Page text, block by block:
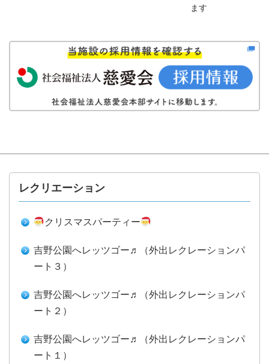
ます
レクリエーション
クリスマスパーティー
吉野公園へレッツゴー♬（外出レクレーションパ
ート３）
吉野公園へレッツゴー♬（外出レクレーションパ
ート２）
吉野公園へレッツゴー♬（外出レクレーションパ
ート１）